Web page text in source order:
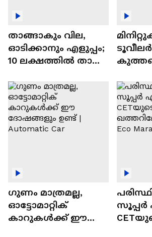
താങ്ങാകും വില,
ഓടിക്കാനും എളുപ്പം;
10 ലക്ഷത്തിൽ താഴെ
ഓട്ടോമാറ്റിക്ക്
എസ്‍യുവികൾ
ഗുണം മാത്രമല്ല,
ഓട്ടോമാറ്റിക്
കാറുകൾക്ക് ഈ
സൂപ്പർ